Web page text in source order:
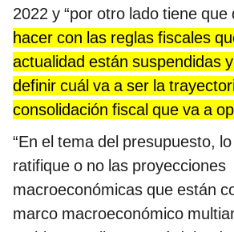
2022 y “por otro lado tiene que
hacer con las reglas fiscales
actualidad están suspendidas
definir cuál va a ser la
consolidación fiscal que va a
“En el tema del presupuesto,
ratifique o no las proyecciones
macroeconómicas que están
marco macroeconómico